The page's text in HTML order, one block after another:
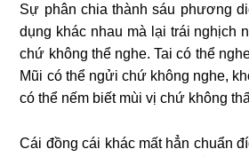
Sự phân chia thành sáu phương
dụng khác nhau mà lại trái nghịch
chứ không thể nghe. Tai có thể
Mũi có thể ngửi chứ không nghe,
có thể nếm biết mùi vị chứ không
Cái đồng cái khác mất hẳn chuẩn